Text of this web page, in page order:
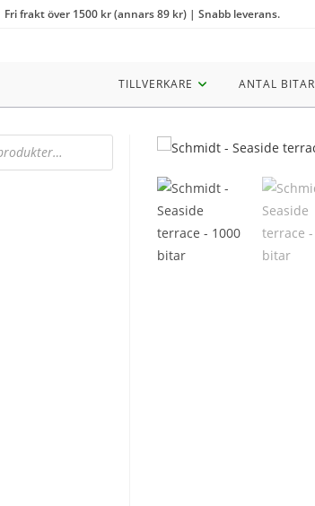
Fri frakt över 1500 kr (annars 89 kr) | Snabb leverans.
TILLVERKARE ANTAL BITAR